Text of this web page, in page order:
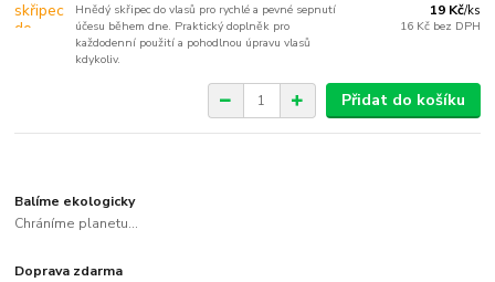
Hnědý skřipec do vlasů pro rychlé a pevné sepnutí
účesu během dne. Praktický doplněk pro
každodenní použití a pohodlnou úpravu vlasů
kdykoliv.
19 Kč/ks
16 Kč bez DPH
Přidat do košíku
Balíme ekologicky
Chráníme planetu...
Doprava zdarma